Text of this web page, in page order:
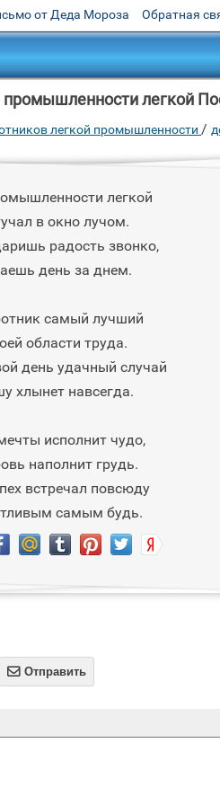
от Деда Мороза Обратная
легкой
легкой промышленности /
легкой
в окно лучом.
радость звонко,
день за днем.
самый лучший
области труда.
день удачный случай
хлынет навсегда.
исполнит чудо,
наполнит грудь.
встречал повсюду
самым будь.
 Отправить